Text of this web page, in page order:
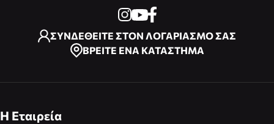
ΣΥΝΔΕΘΕΙΤΕ ΣΤΟΝ ΛΟΓΑΡΙΑΣΜΟ ΣΑΣ
ΒΡΕΙΤΕ ΕΝΑ ΚΑΤΑΣΤΗΜΑ
Η Εταιρεία